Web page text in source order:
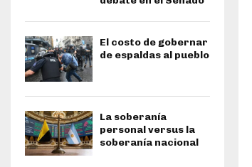
El costo de gobernar
de espaldas al pueblo
La soberanía
personal versus la
soberanía nacional